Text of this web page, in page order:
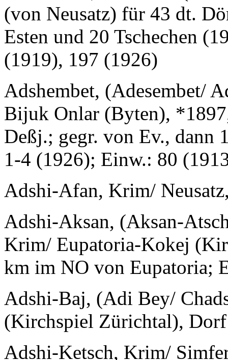
(von Neusatz) für 43 dt.
Esten und 20 Tschechen
(1919), 197 (1926)
Adshembet, (Adesembet/
Bijuk Onlar (Byten),
Deßj.; gegr. von Ev., dann
1-4 (1926); Einw.: 80
Adshi-Afan, Krim/
Adshi-Aksan, (Aksan-
Krim/ Eupatoria-Kokej
km im NO von Eupatoria;
Adshi-Baj, (Adi Bey/
(Kirchspiel Zürichtal),
Adshi-Ketsch, Krim/